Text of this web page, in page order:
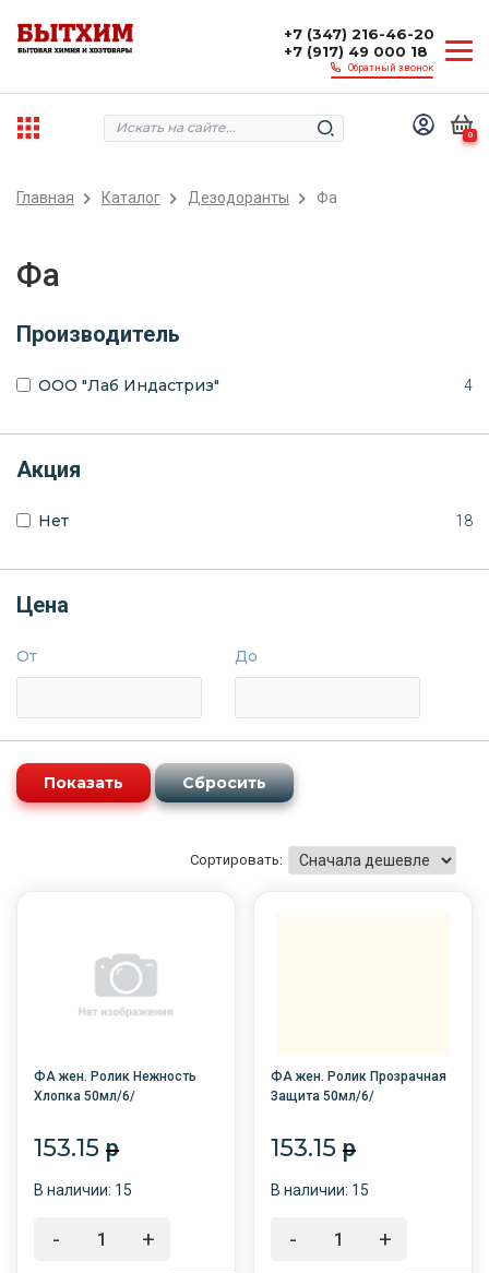
+7 (347) 216-46-20
+7 (917) 49 000 18
Обратный звонок
0
Главная Каталог Дезодоранты Фа
Фа
Производитель
ООО "Лаб Индастриз" 4
Акция
Нет 18
Цена
От До
Сортировать:
ФА жен. Ролик Нежность
Хлопка 50мл/6/
153.15 p
В наличии: 15
- +
ФА жен. Ролик Прозрачная
Защита 50мл/6/
153.15p
В наличии: 15
- +